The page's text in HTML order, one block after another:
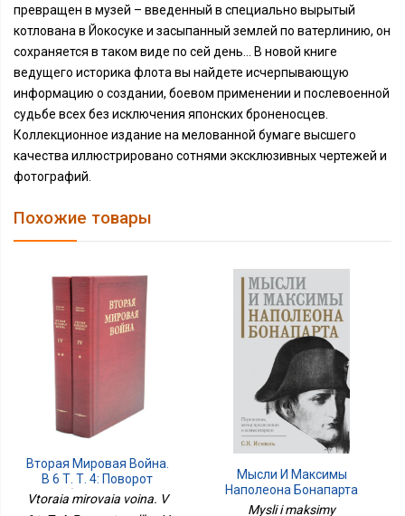
превращен в музей – введенный в специально вырытый
котлована в Йокосуке и засыпанный землей по ватерлинию, он
сохраняется в таком виде по сей день… В новой книге
ведущего историка флота вы найдете исчерпывающую
информацию о создании, боевом применении и послевоенной
судьбе всех без исключения японских броненосцев.
Коллекционное издание на мелованной бумаге высшего
качества иллюстрировано сотнями эксклюзивных чертежей и
фотографий.
Похожие товары
Вторая Мировая Война.
В 6 Т. Т. 4: Поворот
Судьбы. В 2 Кн. Кн.1:
Vtoraia mirovaia voina. V
Мысли И Максимы
Наполеона Бонапарта
Mysli i maksimy